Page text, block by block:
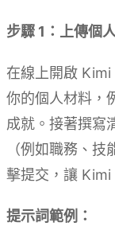
步驟 1：上傳個
在線上開啟
你的個人材料，
成就。接著撰寫
（例如職務、
擊提交，讓 Kimi
提示詞範例：